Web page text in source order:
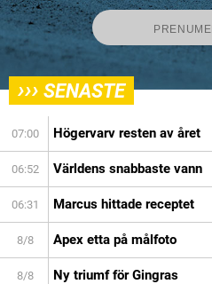
››› SENASTE
07:00 Högervarv resten av året
06:52 Världens snabbaste vann
06:31 Marcus hittade receptet
8/8 Apex etta på målfoto
8/8 Ny triumf för Gingras